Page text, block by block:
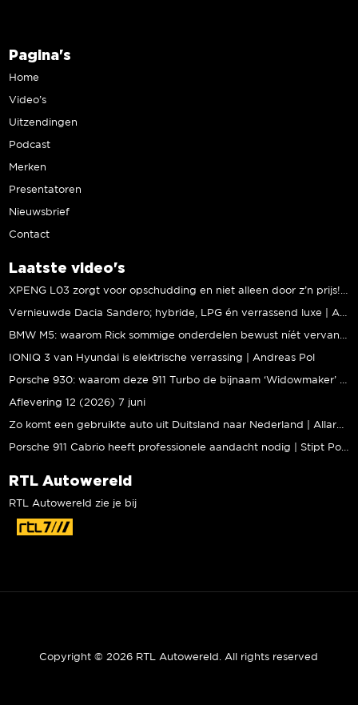
Pagina's
Home
Video’s
Uitzendingen
Podcast
Merken
Presentatoren
Nieuwsbrief
Contact
Laatste video's
XPENG L03 zorgt voor opschudding en niet alleen door z’n prijs! | Jeroen Mul
Vernieuwde Dacia Sandero; hybride, LPG én verrassend luxe | Andreas Pol
BMW M5: waarom Rick sommige onderdelen bewust níét vervangt | Stipt Polish Point
IONIQ 3 van Hyundai is elektrische verrassing | Andreas Pol
Porsche 930: waarom deze 911 Turbo de bijnaam ‘Widowmaker’ kreeg | Gallery Aaldering
Aflevering 12 (2026) 7 juni
Zo komt een gebruikte auto uit Duitsland naar Nederland | Allard Kalff
Porsche 911 Cabrio heeft professionele aandacht nodig | Stipt Polish Point
RTL Autowereld
RTL Autowereld zie je bij
Copyright © 2026 RTL Autowereld. All rights reserved